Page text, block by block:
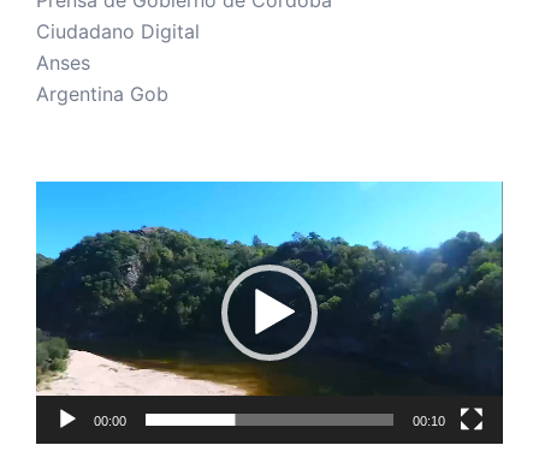
Ciudadano Digital
Anses
Argentina Gob
vídeo
00:00 00:10